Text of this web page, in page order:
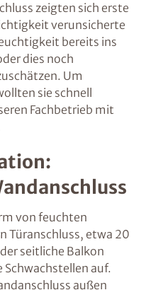
zeigten sich erste
verunsicherte
bereits ins
dies noch
Um
sie schnell
Fachbetrieb mit
von feuchten
Türanschluss, etwa 20
seitliche Balkon
Schwachstellen auf.
außen